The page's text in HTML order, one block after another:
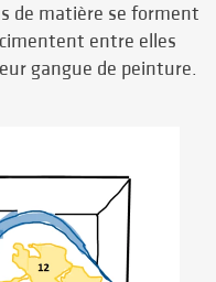
de matière se forment
entre elles
gangue de peinture.